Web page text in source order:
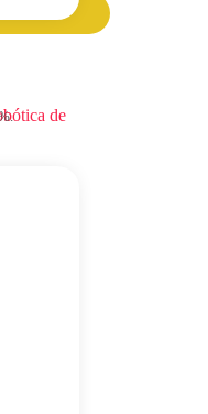
de
Datos en